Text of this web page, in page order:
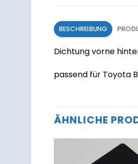
BESCHREIBUNG
Dichtung vorne
passend für Toyota
ÄHNLICHE